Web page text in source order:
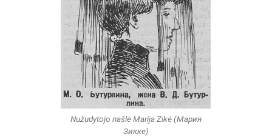
Nužudytojo našlė Marija Zikė (Мария
Зикке)